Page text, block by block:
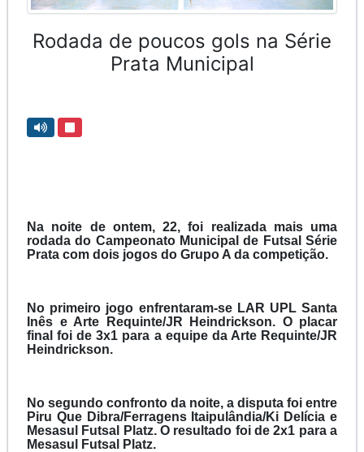
Rodada de poucos gols na Série
Prata Municipal
Na noite de ontem, 22, foi realizada mais uma
rodada do Campeonato Municipal de Futsal Série
Prata com dois jogos do Grupo A da competição.
No primeiro jogo enfrentaram-se LAR UPL Santa
Inês e Arte Requinte/JR Heindrickson. O placar
final foi de 3x1 para a equipe da Arte Requinte/JR
Heindrickson.
No segundo confronto da noite, a disputa foi entre
Piru Que Dibra/Ferragens Itaipulândia/Ki Delícia e
Mesasul Futsal Platz. O resultado foi de 2x1 para a
Mesasul Futsal Platz.